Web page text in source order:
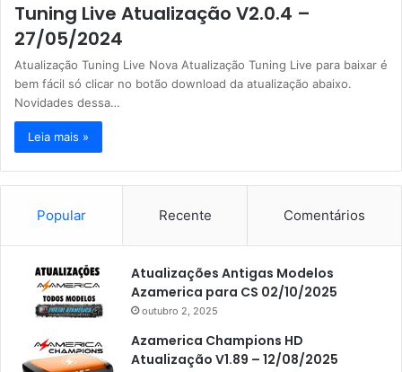
Tuning Live Atualização V2.0.4 –
27/05/2024
Atualização Tuning Live Nova Atualização Tuning Live para baixar é
bem fácil só clicar no botão download da atualização abaixo.
Novidades dessa…
Leia mais »
Popular Recente Comentários
Atualizações Antigas Modelos
Azamerica para CS 02/10/2025
outubro 2, 2025
Azamerica Champions HD
Atualização V1.89 – 12/08/2025